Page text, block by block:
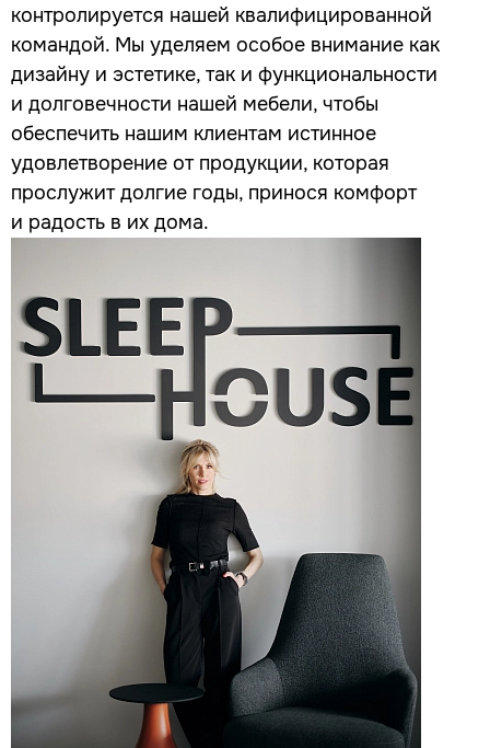
контролируется нашей квалифицированной
командой. Мы уделяем особое внимание как
дизайну и эстетике, так и функциональности
и долговечности нашей мебели, чтобы
обеспечить нашим клиентам истинное
удовлетворение от продукции, которая
прослужит долгие годы, принося комфорт
и радость в их дома.